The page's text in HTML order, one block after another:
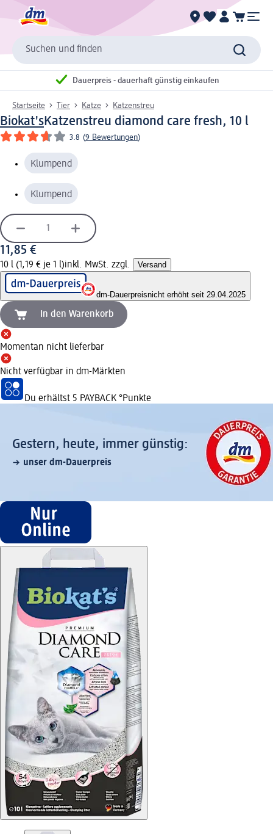
Suchen und finden
Dauerpreis - dauerhaft günstig einkaufen
Startseite Tier Katze Katzenstreu
Biokat'sKatzenstreu diamond care fresh, 10 l
3.8 (9 Bewertungen)
Klumpend
Klumpend
11,85 €
10 l (1,19 € je 1 l)inkl. MwSt. zzgl. Versand
dm-Dauerpreisnicht erhöht seit 29.04.2025
In den Warenkorb
Momentan nicht lieferbar
Nicht verfügbar in dm-Märkten
Du erhältst 5 PAYBACK °Punkte
Gestern, heute, immer günstig:
unser dm-Dauerpreis